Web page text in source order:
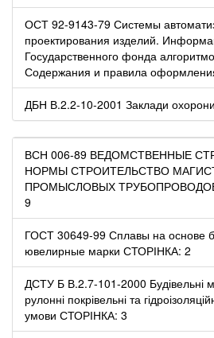
ОСТ 92-9143-79 Системы
проектирования изделий.
Государственного фонда
Содержания и правила
ДБН В.2.2-10-2001 Заклади
ВСН 006-89 ВЕДОМСТВЕННЫЕ
НОРМЫ СТРОИТЕЛЬСТВО
ПРОМЫСЛОВЫХ
9
ГОСТ 30649-99 Сплавы на основе
ювелирные марки СТОРІНКА: 2
ДСТУ Б В.2.7-101-2000 Будівельні
рулонні покрівельні та
умови СТОРІНКА: 3